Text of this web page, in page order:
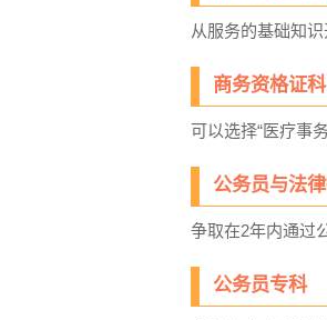
从服务的基础知
商务资格证科
可以选择“医疗事
公务员与法
争取在2年内通过
公务员专科